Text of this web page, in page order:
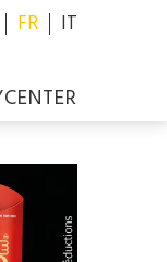
FR IT